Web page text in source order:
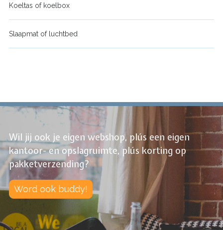
Koeltas of koelbox
Slaapmat of luchtbed
Wil jij ook je eigen webshop, plús een eigen
kantoor- en opslagruimte, plús korting op
pakketverzending?
Word ook buddy!